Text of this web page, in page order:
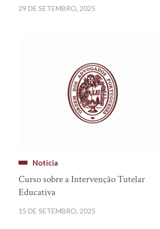
29 DE SETEMBRO, 2025
Notícia
Curso sobre a Intervenção Tutelar
Educativa
15 DE SETEMBRO, 2025